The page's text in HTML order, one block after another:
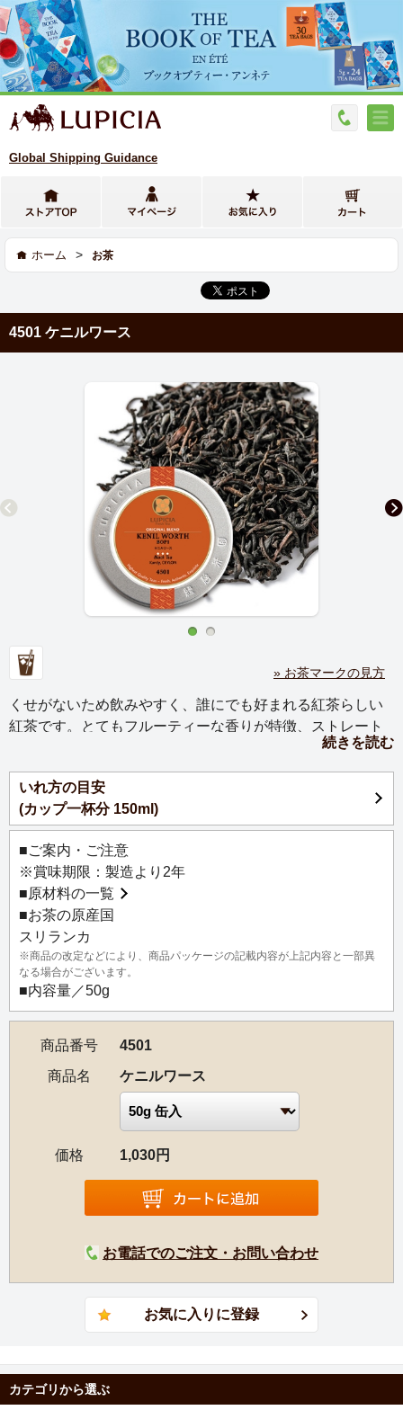
Global Shipping Guidance
ホーム > お茶
4501 ケニルワース
» お茶マークの見方
くせがないため飲みやすく、誰にでも好まれる紅茶らしい
紅茶です。とてもフルーティーな香りが特徴、ストレート
ケニルワース茶園は、ディンブーラとキャンディ産地に隣
接しています。標高は約900～1,200mとミディアムグロウ
ンに属します。
ディンブーラ産地の特徴である、清涼感のあるすっきりと
した飲み口とキャンディ産地の特徴である、豊かなコクと
生き生きとした風味を併せ持つ、バランスの良い飲みやす
い味わいが魅力です。アレンジティーのベースやアイステ
ィーにもおすすめです。
続きを読む
いれ方の目安
(カップ一杯分 150ml)
■ご案内・ご注意
※賞味期限：製造より2年
■原材料の一覧
■お茶の原産国
スリランカ
※商品の改定などにより、商品パッケージの記載内容が上記内容と一部異
なる場合がございます。
■内容量／50g
商品番号
4501
商品名
ケニルワース
価格 1,030円
お電話でのご注文・お問い合わせ
カテゴリから選ぶ